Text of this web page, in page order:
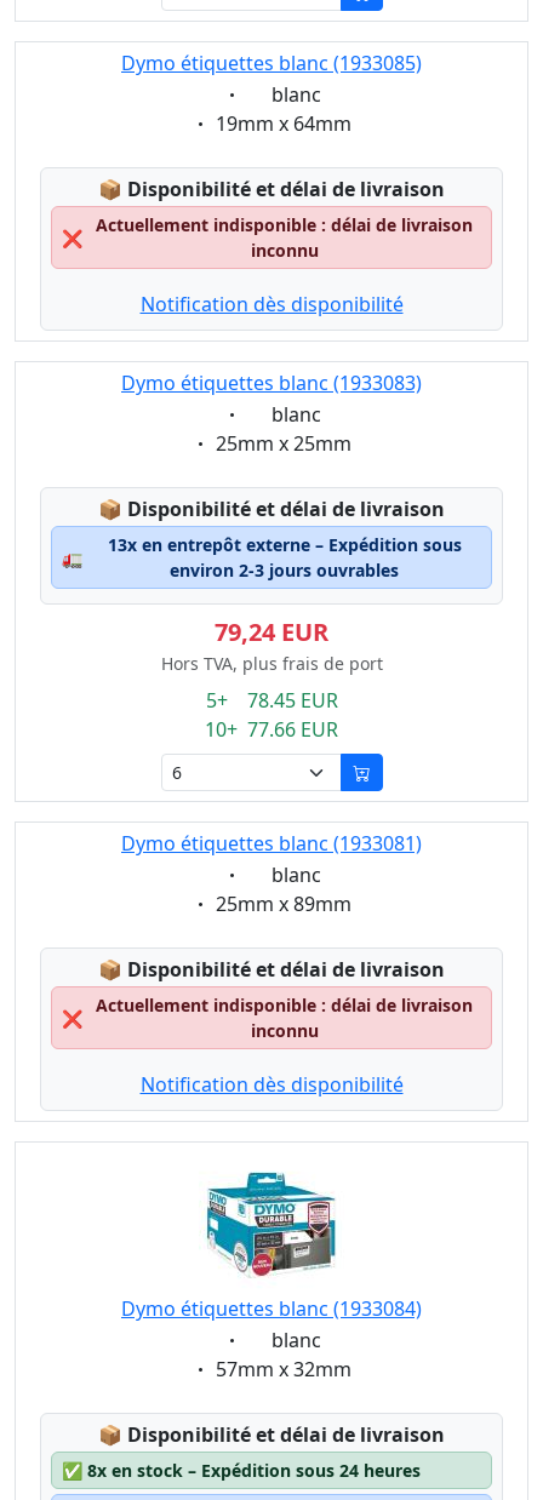
Dymo étiquettes blanc (1933085)
Eigenschaft:
blanc
Eigenschaft:
19mm x 64mm
📦 Lagerstatus:
Disponibilité et délai de livraison
❌
Actuellement indisponible : délai de livraison
inconnu
Notification dès disponibilité
Dymo étiquettes blanc (1933083)
Eigenschaft:
blanc
Eigenschaft:
25mm x 25mm
📦 Lagerstatus:
Disponibilité et délai de livraison
🚛
13x en entrepôt externe – Expédition sous
environ 2-3 jours ouvrables
79,24 EUR
Hors TVA, plus frais de port
5+ 78.45 EUR
10+ 77.66 EUR
Dymo étiquettes blanc (1933081)
Eigenschaft:
blanc
Eigenschaft:
25mm x 89mm
📦 Lagerstatus:
Disponibilité et délai de livraison
❌
Actuellement indisponible : délai de livraison
inconnu
Notification dès disponibilité
Dymo étiquettes blanc (1933084)
Eigenschaft:
blanc
Eigenschaft:
57mm x 32mm
📦 Lagerstatus:
Disponibilité et délai de livraison
✅ 8x en stock – Expédition sous 24 heures